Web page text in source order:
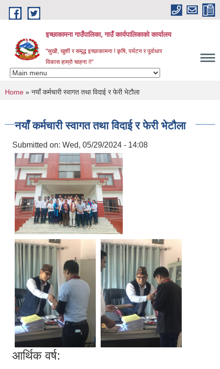
Skip to main content
इच्छाकामना गाउँपालिका, गाउँ कार्यपालिकाको कार्यालय
"सुखी, खुशी र समृद्ध इच्छाकामना ! कृषि, पर्यटन र पूर्वाधार
विकास हाम्रो चाहना !!"
You are here
Home » नयाँ कर्मचारी स्वागत तथा विदाई र फेरी भेटौला
नयाँ कर्मचारी स्वागत तथा विदाई र फेरी भेटौला
Submitted on: Wed, 05/29/2024 - 14:08
आर्थिक वर्ष: